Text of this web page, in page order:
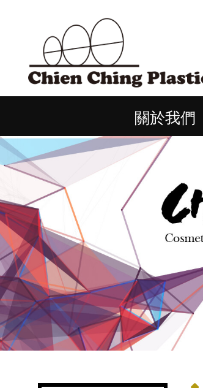
關於我們